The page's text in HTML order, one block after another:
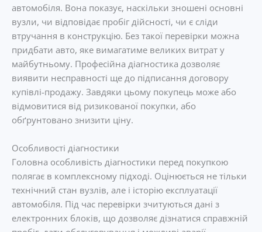
автомобіля. Вона показує, наскільки зношені основні
вузли, чи відповідає пробіг дійсності, чи є сліди
втручання в конструкцію. Без такої перевірки можна
придбати авто, яке вимагатиме великих витрат у
майбутньому. Професійна діагностика дозволяє
виявити несправності ще до підписання договору
купівлі-продажу. Завдяки цьому покупець може або
відмовитися від ризикованої покупки, або
обґрунтовано знизити ціну.
Особливості діагностики
Головна особливість діагностики перед покупкою
полягає в комплексному підході. Оцінюється не тільки
технічний стан вузлів, але і історію експлуатації
автомобіля. Під час перевірки зчитуються дані з
електронних блоків, що дозволяє дізнатися справжній